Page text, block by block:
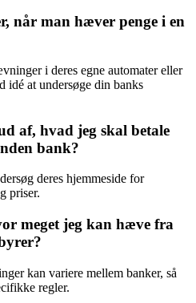
når man hæver penge i en
i deres egne automater eller
idé at undersøge din banks
af, hvad jeg skal betale
bank?
deres hjemmeside for
priser.
meget jeg kan hæve fra
kan variere mellem banker, så
regler.